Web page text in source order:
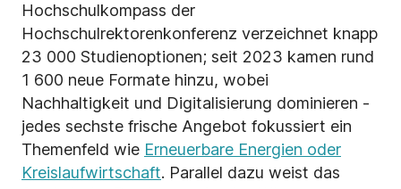
Hochschulkompass der
Hochschulrektorenkonferenz verzeichnet knapp
23 000 Studienoptionen; seit 2023 kamen rund
1 600 neue Formate hinzu, wobei
Nachhaltigkeit und Digitalisierung dominieren -
jedes sechste frische Angebot fokussiert ein
Themenfeld wie Erneuerbare Energien oder
Kreislaufwirtschaft. Parallel dazu weist das